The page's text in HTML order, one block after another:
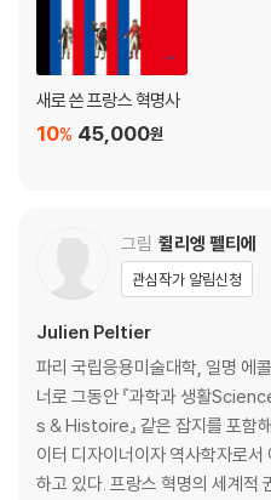
새로 쓴 프랑스 혁명사
45,000원
10%
그림 쥘리엥 펠티에
관심작가 알림신청
Julien Peltier
파리 국립응용미술대학, 일명 에
너로 그동안 『과학과 생활
s & Histoire』 같은 잡지를 포함해
이터 디자이너이자 역사학자로
하고 있다. 프랑스 혁명의 세계